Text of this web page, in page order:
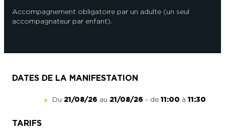
Accompagnement obligatoire par un adulte (un seul
accompagnateur par enfant).
DATES DE LA MANIFESTATION
Du 21/08/26 au 21/08/26 - de 11:00 à 11:30
TARIFS